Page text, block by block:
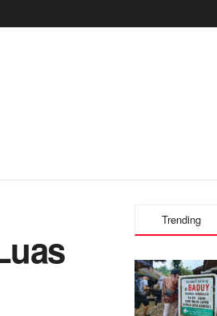
Trending